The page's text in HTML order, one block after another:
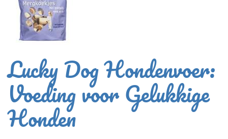
Lucky Dog Hondenvoer:
Voeding voor Gelukkige
Honden